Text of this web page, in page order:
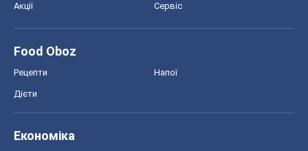
Акції Сервіс
Food Oboz
Рецепти Напої
Дієти
Економіка